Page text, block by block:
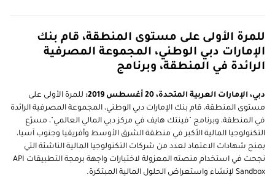
للمرة الأولى على مستوى المنطقة، قام بنك
الإمارات دبي الوطني، المجموعة المصرفية
الرائدة في المنطقة، وبرنامج
دبي، الإمارات العربية المتحدة، 20 أغسطس 2019:
للمرة الأولى على
مستوى المنطقة، قام بنك الإمارات دبي الوطني، المجموعة المصرفية الرائدة
في المنطقة، وبرنامج "فينتك هايف في مركز دبي المالي العالمي"، مسرّع
التكنولوجيا المالية الأكبر في منطقة الشرق الأوسط وأفريقيا وجنوب آسيا،
بمنح شهادات الاعتماد لعدد من شركات التكنولوجيا المالية الناشئة التي
نجحت في استخدام منصته المعزولة لاختبارات واجهة برمجة التطبيقات API
Sandbox لإنشاء واستعراض الحلول المالية المبتكرة.